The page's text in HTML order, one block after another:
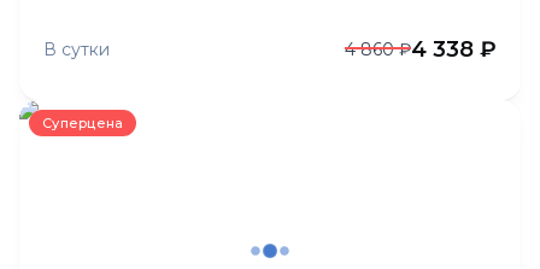
В сутки 4 860 ₽4 338 ₽
Суперцена